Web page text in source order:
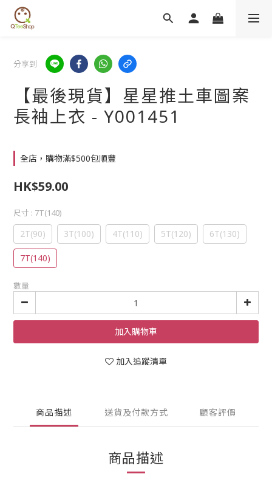
分享到
【最後現貨】星星推土車圖案
長袖上衣 - Y001451
全店，購物滿$500包順豐
HK$59.00
尺寸 : 7T(140)
2T(90) 3T(100) 4T(110) 5T(120) 6T(130)
7T(140)
數量
加入購物車
加入追蹤清單
商品描述 送貨及付款方式 顧客評價
商品描述